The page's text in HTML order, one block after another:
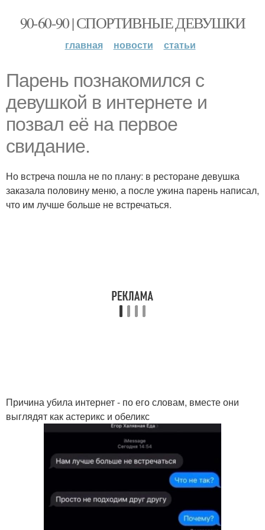
90-60-90 | СПОРТИВНЫЕ ДЕВУШКИ
главная новости статьи
Парень познакомился с
девушкой в интернете и
позвал её на первое
свидание.
Но встреча пошла не по плану: в ресторане девушка
заказала половину меню, а после ужина парень написал,
что им лучше больше не встречаться.
Причина убила интернет - по его словам, вместе они
выглядят как астерикс и обеликс